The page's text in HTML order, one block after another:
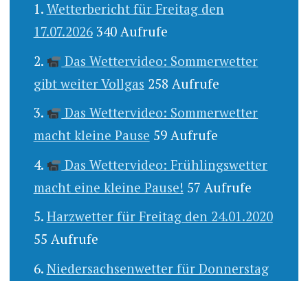
Wetterbericht für Freitag den
17.07.2026 340 Aufrufe
Das Wettervideo: Sommerwetter
gibt weiter Vollgas 258 Aufrufe
Das Wettervideo: Sommerwetter
macht kleine Pause 59 Aufrufe
Das Wettervideo: Frühlingswetter
macht eine kleine Pause! 57 Aufrufe
Harzwetter für Freitag den 24.01.2020
55 Aufrufe
Niedersachsenwetter für Donnerstag